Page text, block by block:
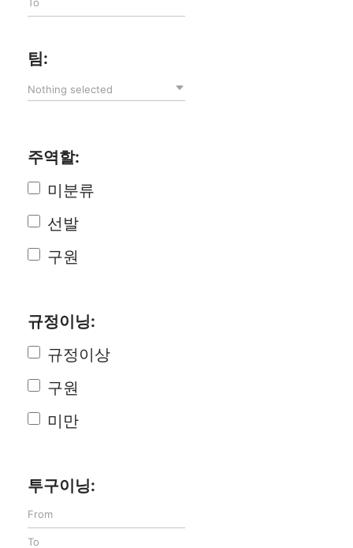
팀:
Nothing selected
주역할:
미분류
선발
구원
규정이닝:
규정이상
구원
미만
투구이닝: